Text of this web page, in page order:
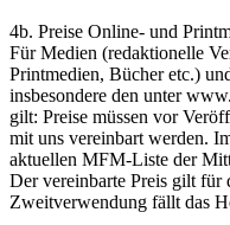
4b. Preise Online- und
Für Medien (redaktionelle
Printmedien, Bücher etc.)
insbesondere den unter
gilt: Preise müssen vor
mit uns vereinbart werden.
aktuellen MFM-Liste der
Der vereinbarte Preis gilt für
Zweitverwendung fällt das